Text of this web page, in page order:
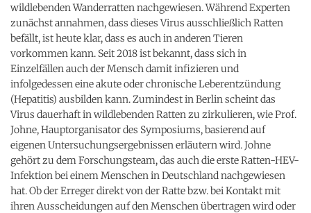
wildlebenden Wanderratten nachgewiesen. Während Experten
zunächst annahmen, dass dieses Virus ausschließlich Ratten
befällt, ist heute klar, dass es auch in anderen Tieren
vorkommen kann. Seit 2018 ist bekannt, dass sich in
Einzelfällen auch der Mensch damit infizieren und
infolgedessen eine akute oder chronische Leberentzündung
(Hepatitis) ausbilden kann. Zumindest in Berlin scheint das
Virus dauerhaft in wildlebenden Ratten zu zirkulieren, wie Prof.
Johne, Hauptorganisator des Symposiums, basierend auf
eigenen Untersuchungsergebnissen erläutern wird. Johne
gehört zu dem Forschungsteam, das auch die erste Ratten-HEV-
Infektion bei einem Menschen in Deutschland nachgewiesen
hat. Ob der Erreger direkt von der Ratte bzw. bei Kontakt mit
ihren Ausscheidungen auf den Menschen übertragen wird oder